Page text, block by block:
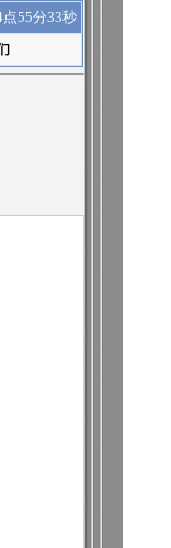
点55分34秒